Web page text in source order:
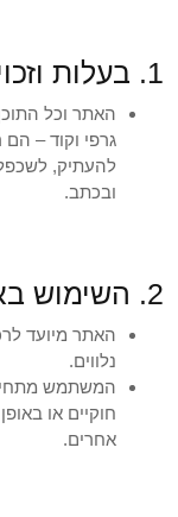
1. בעלות וזכויות יוצרים
האתר וכל
גרפי וקוד –
להעתיק,
ובכתב.
2. השימוש באתר
האתר מיועד
נלווים.
המשתמש
חוקיים או
אחרים.